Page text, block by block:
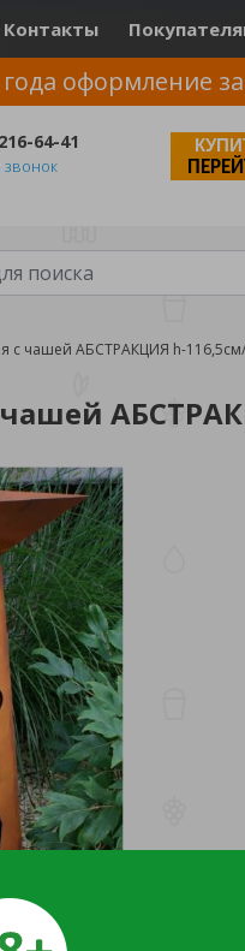
Контакты
оформление
64-41
звонок
с чашей АБСТРАКЦИЯ h-